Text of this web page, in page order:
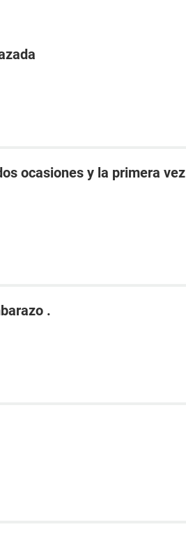
ocasiones y la primera vez
.